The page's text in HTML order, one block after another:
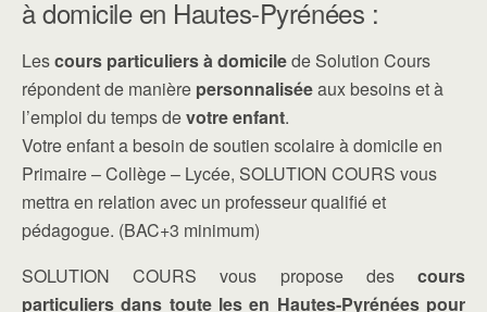
à domicile en Hautes-Pyrénées :
Lescours particuliers à domicilede Solution Cours
répondent de manière personnaliséeaux besoins et à
l’emploi du temps devotre enfant.
Votre enfant a besoin de soutien scolaire à domicile en
Primaire – Collège – Lycée, SOLUTION COURS vous
mettra en relation avec un professeur qualifié et
pédagogue. (BAC+3 minimum)
SOLUTION COURS vous propose des cours
particuliers dans toute les en Hautes-Pyrénées pour